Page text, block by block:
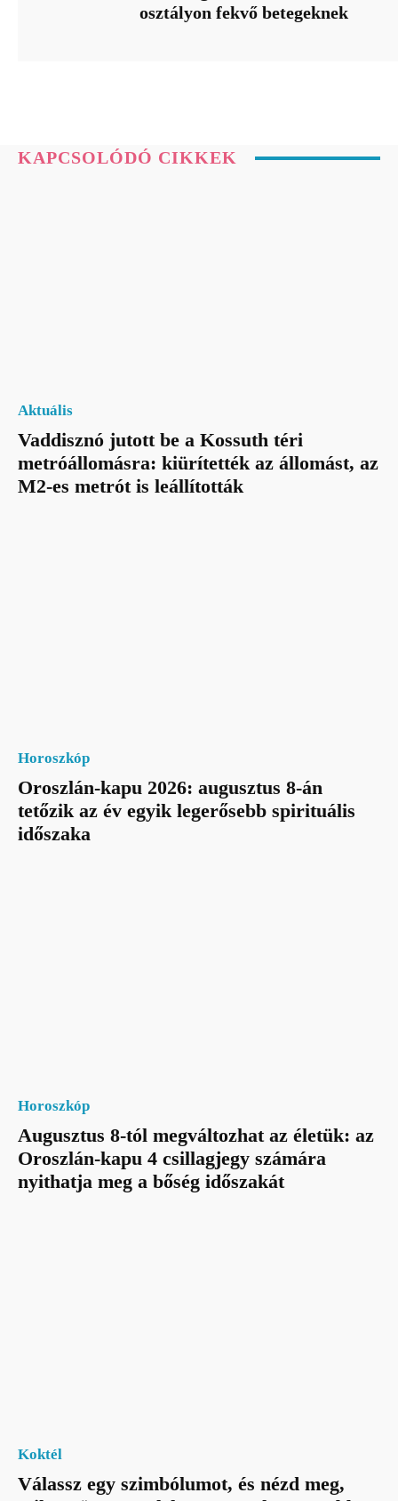
osztályon fekvő betegeknek
KAPCSOLÓDÓ CIKKEK
Aktuális
Vaddisznó jutott be a Kossuth téri
metróállomásra: kiürítették az állomást, az
M2-es metrót is leállították
Horoszkóp
Oroszlán-kapu 2026: augusztus 8-án
tetőzik az év egyik legerősebb spirituális
időszaka
Horoszkóp
Augusztus 8-tól megváltozhat az életük: az
Oroszlán-kapu 4 csillagjegy számára
nyithatja meg a bőség időszakát
Koktél
Válassz egy szimbólumot, és nézd meg,